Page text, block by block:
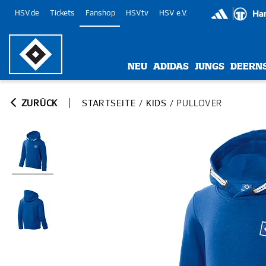
HSV.de Tickets Fanshop HSV.tv HSV e.V.
NEU ADIDAS JUNGS
ZURÜCK STARTSEITE / KIDS / PULLOVER